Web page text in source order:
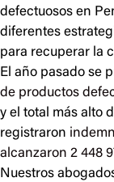
defectuosos en
diferentes
para recuperar la
El año pasado se
de productos
y el total más alto
registraron
alcanzaron 2 448
Nuestros